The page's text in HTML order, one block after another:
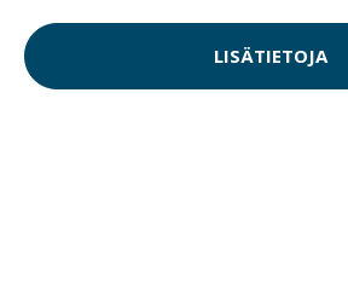
LISÄTIETOJA